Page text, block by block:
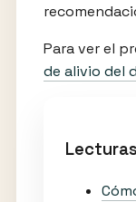
Para ver el
de alivio del